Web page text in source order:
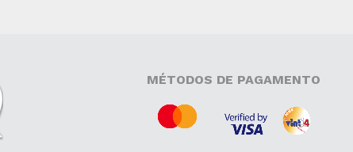
MÉTODOS DE PAGAMENTO